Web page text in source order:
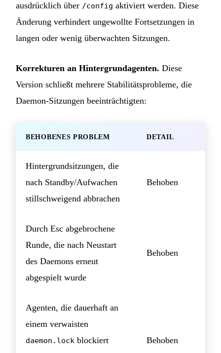
ausdrücklich über /config aktiviert werden. Diese
Änderung verhindert ungewollte Fortsetzungen in
langen oder wenig überwachten Sitzungen.
Korrekturen an Hintergrundagenten. Diese
Version schließt mehrere Stabilitätsprobleme, die
Daemon-Sitzungen beeinträchtigten:
BEHOBENES PROBLEM DETAIL
Hintergrundsitzungen, die
nach Standby/Aufwachen
stillschweigend abbrachen
Behoben
Durch Esc abgebrochene
Runde, die nach Neustart
des Daemons erneut
abgespielt wurde
Behoben
Agenten, die dauerhaft an
einem verwaisten
daemon.lock blockiert
Behoben